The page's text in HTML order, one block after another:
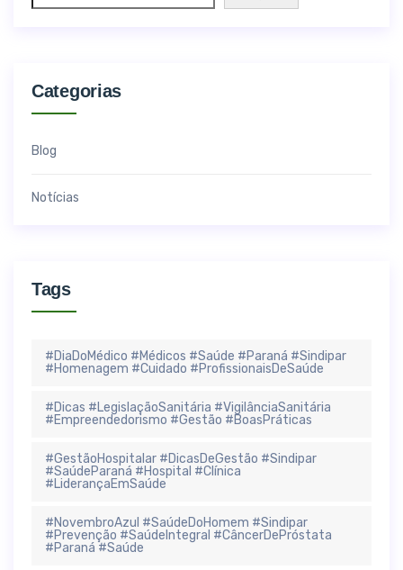
Categorias
Blog
Notícias
Tags
#DiaDoMédico #Médicos #Saúde #Paraná #Sindipar
#Homenagem #Cuidado #ProfissionaisDeSaúde
#Dicas #LegislaçãoSanitária #VigilânciaSanitária
#Empreendedorismo #Gestão #BoasPráticas
#GestãoHospitalar #DicasDeGestão #Sindipar
#SaúdeParaná #Hospital #Clínica
#LiderançaEmSaúde
#NovembroAzul #SaúdeDoHomem #Sindipar
#Prevenção #SaúdeIntegral #CâncerDePróstata
#Paraná #Saúde